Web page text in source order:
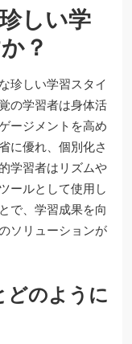
しい学
？
珍しい学習スタイ
の学習者は身体活
ージメントを高め
に優れ、個別化さ
学習者はリズムや
ールとして使用し
で、学習成果を向
ソリューションが
どのように